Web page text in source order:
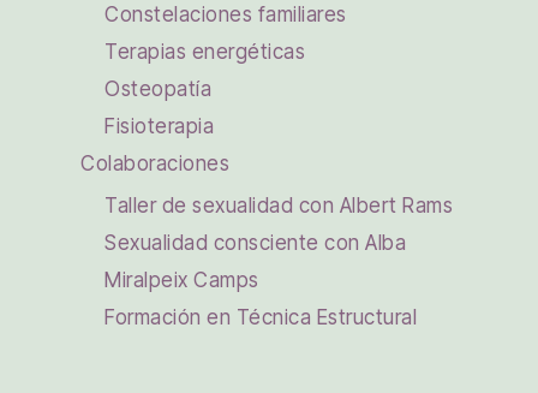
Constelaciones familiares
Terapias energéticas
Osteopatía
Fisioterapia
Colaboraciones
Taller de sexualidad con Albert Rams
Sexualidad consciente con Alba
Miralpeix Camps
Formación en Técnica Estructural